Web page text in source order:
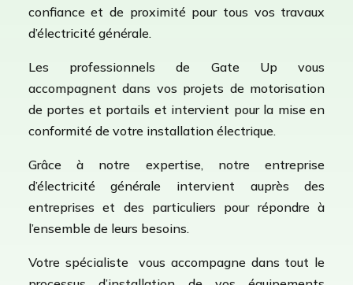
confiance et de proximité pour tous vos travaux
d’électricité générale.
Les professionnels de Gate Up vous
accompagnent dans vos projets de motorisation
de portes et portails et intervient pour la mise en
conformité de votre installation électrique.
Grâce à notre expertise, notre entreprise
d’électricité générale intervient auprès des
entreprises et des particuliers pour répondre à
l’ensemble de leurs besoins.
Votre spécialiste vous accompagne dans tout le